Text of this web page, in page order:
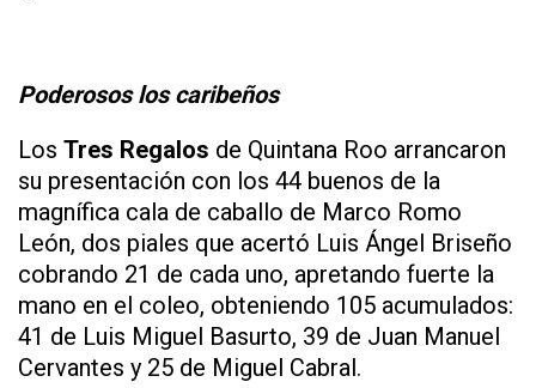
Poderosos los caribeños
Los Tres Regalos de Quintana Roo arrancaron
su presentación con los 44 buenos de la
magnífica cala de caballo de Marco Romo
León, dos piales que acertó Luis Ángel Briseño
cobrando 21 de cada uno, apretando fuerte la
mano en el coleo, obteniendo 105 acumulados:
41 de Luis Miguel Basurto, 39 de Juan Manuel
Cervantes y 25 de Miguel Cabral.